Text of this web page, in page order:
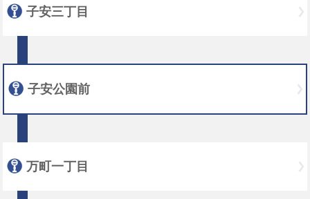
子安三丁目
子安公園前
万町一丁目